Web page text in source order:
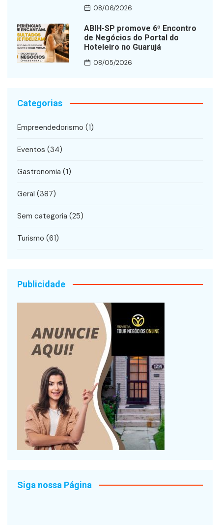
08/06/2026
ABIH-SP promove 6º Encontro
de Negócios do Portal do
Hoteleiro no Guarujá
08/05/2026
Categorias
Empreendedorismo (1)
Eventos (34)
Gastronomia (1)
Geral (387)
Sem categoria (25)
Turismo (61)
Publicidade
Siga nossa Página